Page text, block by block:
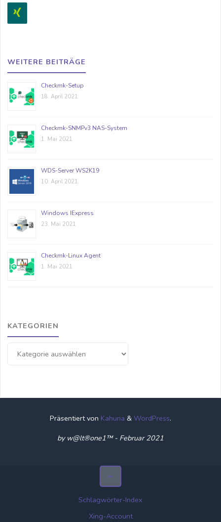
WEITERE BEITRÄGE
Checkmk-Setup
18. April 2021
Checkmk-SNMPv3 NAS-System
1. Mai 2021
WDS-Server WS2K19
10. April 2021
Windows IExpress
23. Mai 2021
Checkmk-Linux Agent
1. Mai 2021
KATEGORIEN
Präsentiert von Kahuna & WordPress.
by w@lt®one1™ - Februar 2021
Schlagwörter-Index
Xing-Account